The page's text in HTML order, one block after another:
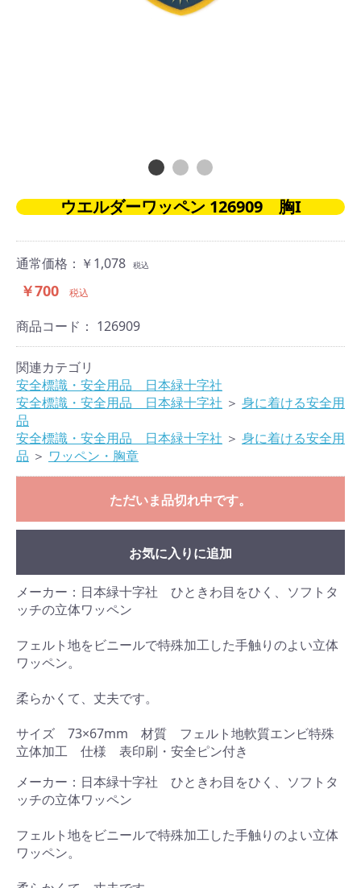
ウエルダーワッペン 126909 胸I
通常価格：￥1,078 税込
￥700 税込
商品コード： 126909
関連カテゴリ
安全標識・安全用品 日本緑十字社
安全標識・安全用品 日本緑十字社 ＞ 身に着ける安全用
品
安全標識・安全用品 日本緑十字社 ＞ 身に着ける安全用
品 ＞ ワッペン・胸章
ただいま品切れ中です。
お気に入りに追加
メーカー：日本緑十字社 ひときわ目をひく、ソフトタ
ッチの立体ワッペン
フェルト地をビニールで特殊加工した手触りのよい立体
ワッペン。
柔らかくて、丈夫です。
サイズ 73×67mm 材質 フェルト地軟質エンビ特殊
メーカー：日本緑十字社 ひときわ目をひく、ソフトタ
ッチの立体ワッペン
フェルト地をビニールで特殊加工した手触りのよい立体
ワッペン。